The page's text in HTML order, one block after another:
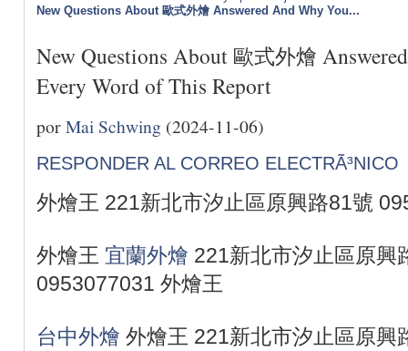
New Questions About 歐式外燴 Answered And Why You...
New Questions About 歐式外燴
Every Word of This Report
porMai Schwing (2024-11-06)
RESPONDER AL CORREO ELECTRÃ³NICO
外燴王 221新北市汐止區原興路81號
外燴王 宜蘭外燴 221新北市汐止區原興
0953077031 外燴王
台中外燴 外燴王 221新北市汐止區原